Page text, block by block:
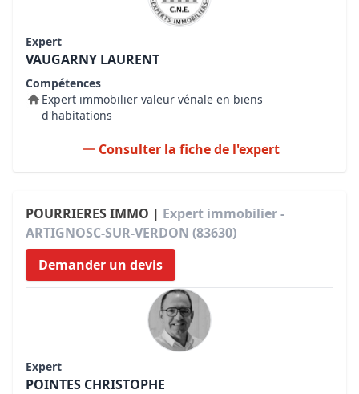
Expert
VAUGARNY LAURENT
Compétences
Expert immobilier valeur vénale en biens
d'habitations
Consulter la fiche de l'expert
POURRIERES IMMO | Expert immobilier -
ARTIGNOSC-SUR-VERDON (83630)
Demander un devis
Expert
POINTES CHRISTOPHE